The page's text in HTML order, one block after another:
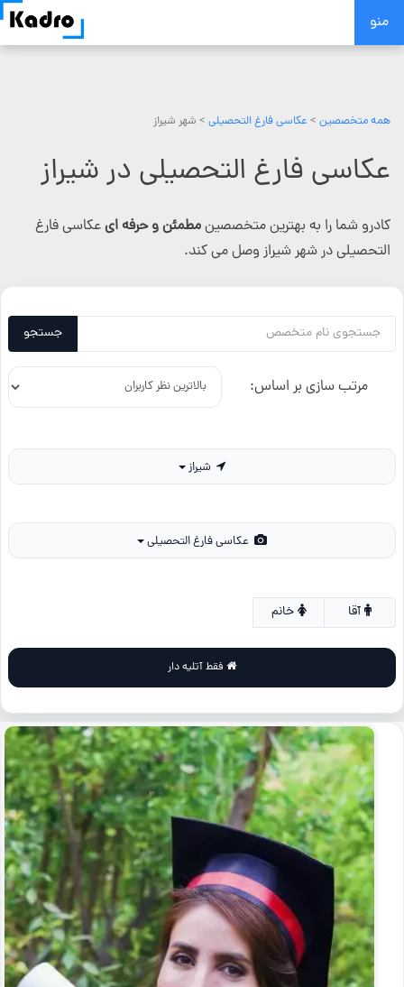
Skip
منو
همه متخصصین > عکاسی فارغ التحصیلی > شهر شیراز
عکاسی فارغ التحصیلی در شیراز
کادرو شما را به بهترین متخصصینمطمئن و حرفه ایعکاسی فارغ
التحصیلی در شهر شیراز وصل می کند.
جستجو
مرتب سازی بر اساس:
خانم